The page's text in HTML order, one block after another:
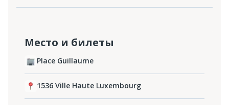
Место и билеты
Place Guillaume
1536 Ville Haute Luxembourg